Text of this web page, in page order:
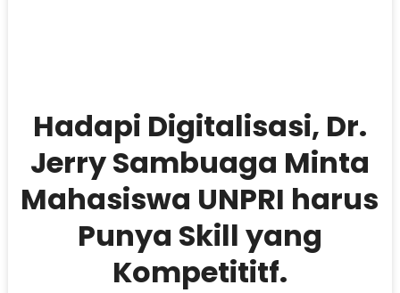
Hadapi Digitalisasi, Dr.
Jerry Sambuaga Minta
Mahasiswa UNPRI harus
Punya Skill yang
Kompetititf.